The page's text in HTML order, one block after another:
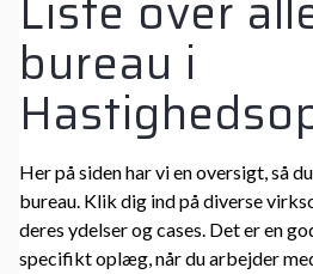
bureau i
Her på siden har vi en oversigt, så
bureau. Klik dig ind på diverse
deres ydelser og cases. Det er en
specifikt oplæg, når du arbejder